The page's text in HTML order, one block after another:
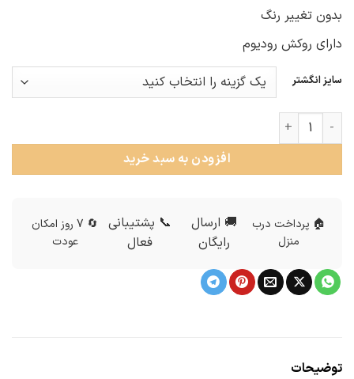
بدون تغییر رنگ
دارای روکش رودیوم
سایز انگشتر
انگشتر نقره زنانه طرح طلای توری rg-n304 عدد
افزودن به سبد خرید
🏠 پرداخت درب
منزل
🚚 ارسال
رایگان
📞 پشتیبانی
فعال
🔄 7 روز امکان
عودت
توضیحات